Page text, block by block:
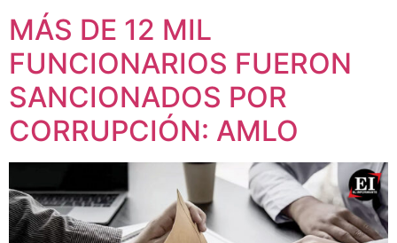
MÁS DE 12 MIL
FUNCIONARIOS FUERON
SANCIONADOS POR
CORRUPCIÓN: AMLO